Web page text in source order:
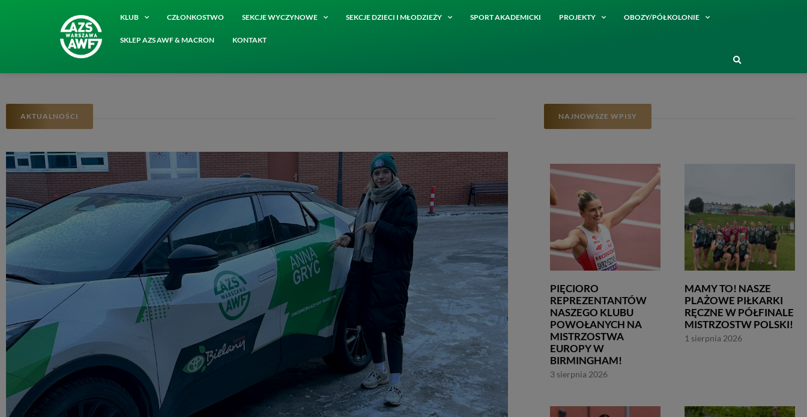
KLUB CZŁONKOSTWO SEKCJE WYCZYNOWE SEKCJE DZIECI I MŁODZIEŻY SPORT AKADEMICKI PROJEKTY OBOZY/PÓŁKOLONIE
SKLEP AZS AWF & MACRON KONTAKT
AKTUALNOŚCI NAJNOWSZE WPISY
PIĘCIORO
REPREZENTANTÓW
NASZEGO KLUBU
POWOŁANYCH NA
MISTRZOSTWA
EUROPY W
BIRMINGHAM!
3 sierpnia 2026
MAMY TO! NASZE
PLAŻOWE PIŁKARKI
RĘCZNE W PÓŁFINALE
MISTRZOSTW POLSKI!
1 sierpnia 2026